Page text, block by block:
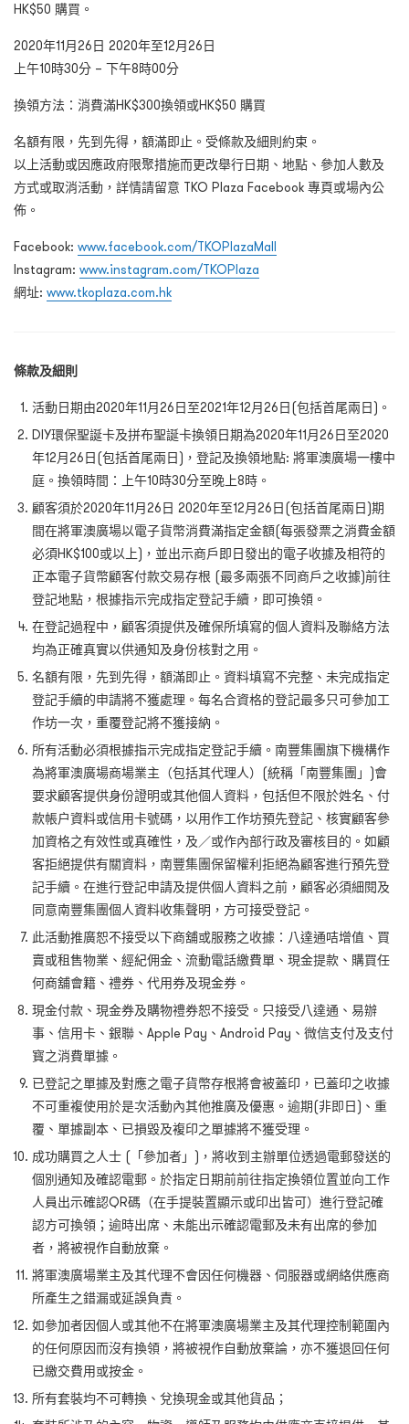
HK$50 購買。
2020年11月26日 2020年至12月26日
上午10時30分 – 下午8時00分
換領方法：消費滿HK$300換領或HK$50 購買
名額有限，先到先得，額滿即止。受條款及細則約束。
以上活動或因應政府限聚措施而更改舉行日期、地點、參加人數及
方式或取消活動，詳情請留意 TKO Plaza Facebook 專頁或場內公
佈。
Facebook: www.facebook.com/TKOPlazaMall
Instagram: www.instagram.com/TKOPlaza
網址: www.tkoplaza.com.hk
條款及細則
活動日期由2020年11月26日至2021年12月26日(包括首尾兩日)。
DIY環保聖誕卡及拼布聖誕卡換領日期為2020年11月26日至2020
年12月26日(包括首尾兩日)，登記及換領地點: 將軍澳廣場一樓中
庭。換領時間：上午10時30分至晚上8時。
顧客須於2020年11月26日 2020年至12月26日(包括首尾兩日)期
間在將軍澳廣場以電子貨幣消費滿指定金額(每張發票之消費金額
必須HK$100或以上)，並出示商戶即日發出的電子收據及相符的
正本電子貨幣顧客付款交易存根 (最多兩張不同商戶之收據)前往
登記地點，根據指示完成指定登記手續，即可換領。
在登記過程中，顧客須提供及確保所填寫的個人資料及聯絡方法
均為正確真實以供通知及身份核對之用。
名額有限，先到先得，額滿即止。資料填寫不完整、未完成指定
登記手續的申請將不獲處理。每名合資格的登記最多只可參加工
作坊一次，重覆登記將不獲接納。
所有活動必須根據指示完成指定登記手續。南豐集團旗下機構作
為將軍澳廣場商場業主（包括其代理人）(統稱「南豐集團」)會
要求顧客提供身份證明或其他個人資料，包括但不限於姓名、付
款帳户資料或信用卡號碼，以用作工作坊預先登記、核實顧客參
加資格之有效性或真確性，及／或作內部行政及審核目的。如顧
客拒絕提供有關資料，南豐集團保留權利拒絕為顧客進行預先登
記手續。在進行登記申請及提供個人資料之前，顧客必須細閱及
同意南豐集團個人資料收集聲明，方可接受登記。
此活動推廣恕不接受以下商舖或服務之收據：八達通咭增值、買
賣或租售物業、經紀佣金、流動電話繳費單、現金提款、購買任
何商舖會籍、禮券、代用券及現金券。
現金付款、現金券及購物禮券恕不接受。只接受八達通、易辦
事、信用卡、銀聯、Apple Pay、Android Pay、微信支付及支付
寳之消費單據。
已登記之單據及對應之電子貨幣存根將會被蓋印，已蓋印之收據
不可重複使用於是次活動內其他推廣及優惠。逾期(非即日)、重
覆、單據副本、已損毀及複印之單據將不獲受理。
成功購買之人士 (「參加者」)，將收到主辦單位透過電郵發送的
個別通知及確認電郵。於指定日期前前往指定換領位置並向工作
人員出示確認QR碼（在手提裝置顯示或印出皆可）進行登記確
認方可換領；逾時出席、未能出示確認電郵及未有出席的參加
者，將被視作自動放棄。
將軍澳廣場業主及其代理不會因任何機器、伺服器或網絡供應商
所產生之錯漏或延誤負責。
如參加者因個人或其他不在將軍澳廣場業主及其代理控制範圍內
的任何原因而沒有換領，將被視作自動放棄論，亦不獲退回任何
已繳交費用或按金。
所有套裝均不可轉換、兌換現金或其他貨品；